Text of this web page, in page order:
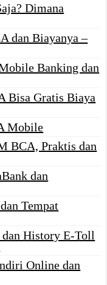
Dimana
dan Biayanya –
Banking dan
Bisa Gratis Biaya
Mobile
BCA, Praktis dan
dan
Tempat
dan History E-Toll
Online dan